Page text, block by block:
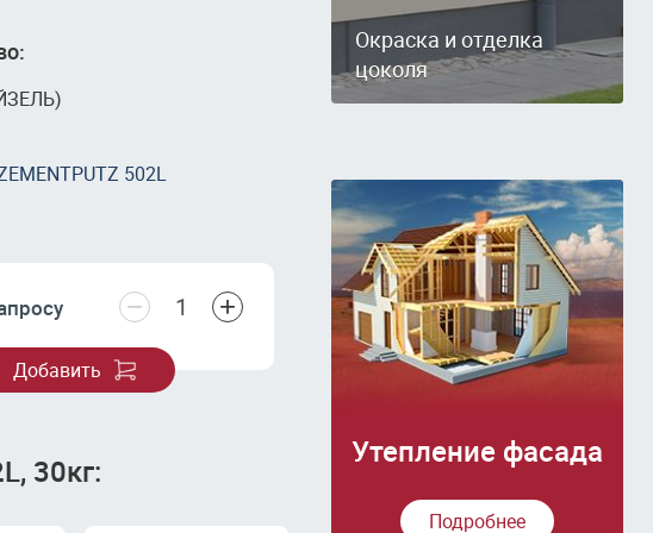
502L
− +
Добавить
30кг:
Окраска и отделка
цоколя
Утепление фасада
Подробнее